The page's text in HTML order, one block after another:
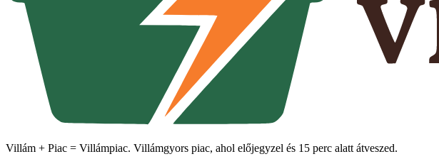
Villám + Piac = Villámpiac. Villámgyors piac, ahol előjegyzel és 15 perc alatt átveszed.